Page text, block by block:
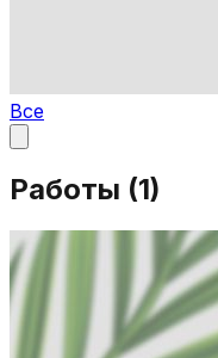
Все
Работы (1)